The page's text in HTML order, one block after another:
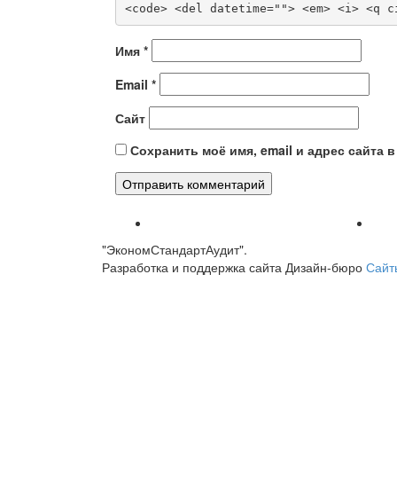
<code> <del datetime=""> <em> <i>
Имя *
Email *
Сайт
Сохранить моё имя, email и адрес сайта
"ЭкономСтандартАудит".
Разработка и поддержка сайта Дизайн-бюро